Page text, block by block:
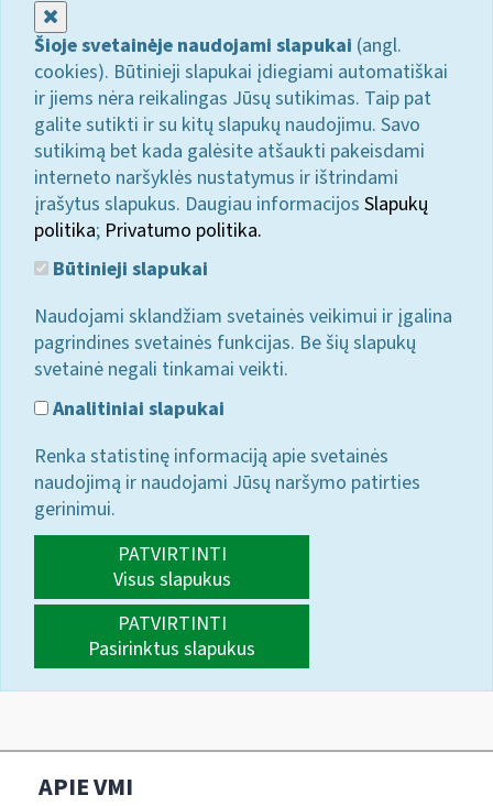
Šioje svetainėje naudojami slapukai (angl.
cookies). Būtinieji slapukai įdiegiami automatiškai
ir jiems nėra reikalingas Jūsų sutikimas. Taip pat
galite sutikti ir su kitų slapukų naudojimu. Savo
sutikimą bet kada galėsite atšaukti pakeisdami
interneto naršyklės nustatymus ir ištrindami
įrašytus slapukus. Daugiau informacijos Slapukų
politika; Privatumo politika.
Būtinieji slapukai
Naudojami sklandžiam svetainės veikimui ir įgalina
pagrindines svetainės funkcijas. Be šių slapukų
svetainė negali tinkamai veikti.
Analitiniai slapukai
Renka statistinę informaciją apie svetainės
naudojimą ir naudojami Jūsų naršymo patirties
gerinimui.
PATVIRTINTI
Visus slapukus
PATVIRTINTI
Pasirinktus slapukus
APIE VMI